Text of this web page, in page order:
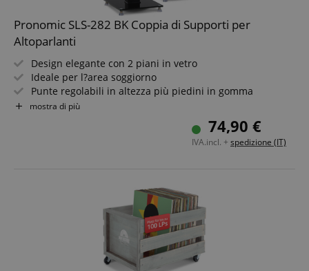
Pronomic SLS-282 BK Coppia di Supporti per
Altoparlanti
Design elegante con 2 piani in vetro
Ideale per l?area soggiorno
Punte regolabili in altezza più piedini in gomma
Passacavi nascosto sul retro
mostra di più
74,90 €
IVA.incl. + spedizione (IT)